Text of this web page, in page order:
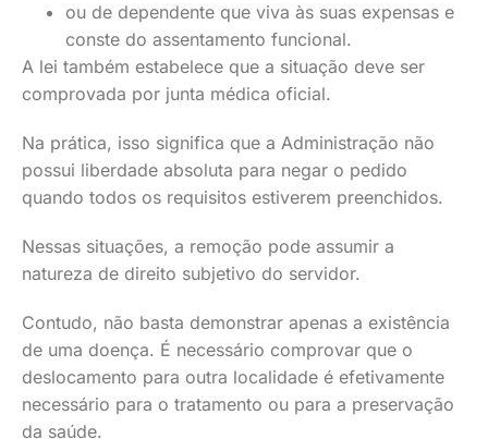
ou de dependente que viva às suas expensas e
conste do assentamento funcional.
A lei também estabelece que a situação deve ser
comprovada por junta médica oficial.
Na prática, isso significa que a Administração não
possui liberdade absoluta para negar o pedido
quando todos os requisitos estiverem preenchidos.
Nessas situações, a remoção pode assumir a
natureza de direito subjetivo do servidor.
Contudo, não basta demonstrar apenas a existência
de uma doença. É necessário comprovar que o
deslocamento para outra localidade é efetivamente
necessário para o tratamento ou para a preservação
da saúde.